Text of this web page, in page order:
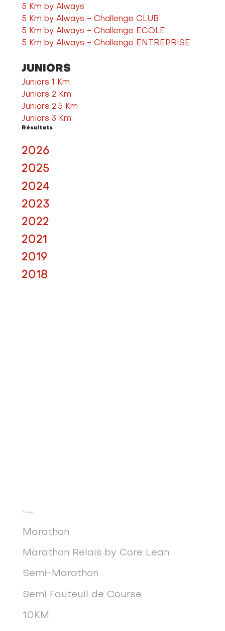
5 Km by Always
5 Km by Always - Challenge CLUB
5 Km by Always - Challenge ECOLE
5 Km by Always - Challenge ENTREPRISE
JUNIORS
Juniors 1 Km
Juniors 2 Km
Juniors 2.5 Km
Juniors 3 Km
Résultats
2026
2025
2024
2023
2022
2021
2019
2018
Courses
Marathon
Marathon Relais by Core Lean
Semi-Marathon
Semi Fauteuil de Course
10KM